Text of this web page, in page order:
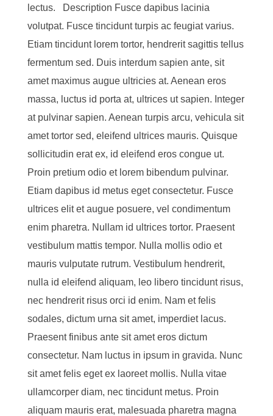
lectus. Description Fusce dapibus lacinia
volutpat. Fusce tincidunt turpis ac feugiat varius.
Etiam tincidunt lorem tortor, hendrerit sagittis tellus
fermentum sed. Duis interdum sapien ante, sit
amet maximus augue ultricies at. Aenean eros
massa, luctus id porta at, ultrices ut sapien. Integer
at pulvinar sapien. Aenean turpis arcu, vehicula sit
amet tortor sed, eleifend ultrices mauris. Quisque
sollicitudin erat ex, id eleifend eros congue ut.
Proin pretium odio et lorem bibendum pulvinar.
Etiam dapibus id metus eget consectetur. Fusce
ultrices elit et augue posuere, vel condimentum
enim pharetra. Nullam id ultrices tortor. Praesent
vestibulum mattis tempor. Nulla mollis odio et
mauris vulputate rutrum. Vestibulum hendrerit,
nulla id eleifend aliquam, leo libero tincidunt risus,
nec hendrerit risus orci id enim. Nam et felis
sodales, dictum urna sit amet, imperdiet lacus.
Praesent finibus ante sit amet eros dictum
consectetur. Nam luctus in ipsum in gravida. Nunc
sit amet felis eget ex laoreet mollis. Nulla vitae
ullamcorper diam, nec tincidunt metus. Proin
aliquam mauris erat, malesuada pharetra magna